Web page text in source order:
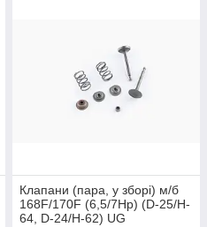
Клапани (пара, у зборі) м/б
168F/170F (6,5/7Hp) (D-25/H-
64, D-24/H-62) UG